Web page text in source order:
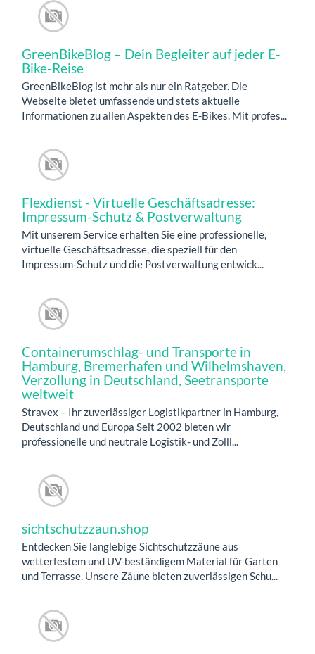
GreenBikeBlog – Dein Begleiter auf jeder E-
Bike-Reise
GreenBikeBlog ist mehr als nur ein Ratgeber. Die
Webseite bietet umfassende und stets aktuelle
Informationen zu allen Aspekten des E-Bikes. Mit profes...
Flexdienst - Virtuelle Geschäftsadresse:
Impressum-Schutz & Postverwaltung
Mit unserem Service erhalten Sie eine professionelle,
virtuelle Geschäftsadresse, die speziell für den
Impressum-Schutz und die Postverwaltung entwick...
Containerumschlag- und Transporte in
Hamburg, Bremerhafen und Wilhelmshaven,
Verzollung in Deutschland, Seetransporte
weltweit
Stravex – Ihr zuverlässiger Logistikpartner in Hamburg,
Deutschland und Europa Seit 2002 bieten wir
professionelle und neutrale Logistik- und Zolll...
sichtschutzzaun.shop
Entdecken Sie langlebige Sichtschutzzäune aus
wetterfestem und UV-beständigem Material für Garten
und Terrasse. Unsere Zäune bieten zuverlässigen Schu...